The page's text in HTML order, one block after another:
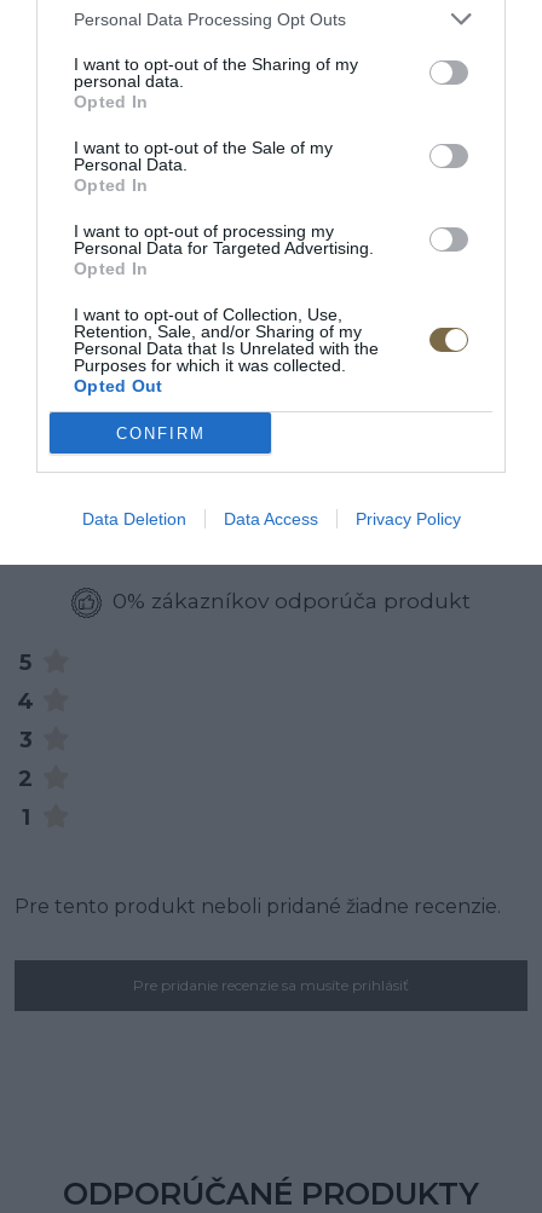
Personal Data Processing Opt Outs
I want to opt-out of the Sharing of my
personal data.
Opted In
I want to opt-out of the Sale of my
Personal Data.
Opted In
I want to opt-out of processing my
Personal Data for Targeted Advertising.
Opted In
I want to opt-out of Collection, Use,
Retention, Sale, and/or Sharing of my
Personal Data that Is Unrelated with the
Purposes for which it was collected.
Opted Out
CONFIRM
Data Deletion Data Access Privacy Policy
Veľkosť:sedemmiestna
Nosná konštrukcia:pevné drevo
Výrobca:IMS
DOPRAVA ZDARMA
RECENZIE
0
0% zákazníkov odporúča produkt
5
4
3
2
1
Pre tento produkt neboli pridané žiadne recenzie.
Pre pridanie recenzie sa musíte prihlásiť
ODPORÚČANÉ PRODUKTY